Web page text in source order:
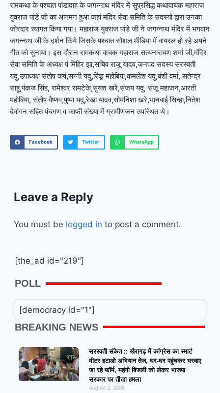
रामकथा के पश्चात पांडादाह के जगन्नाथ मंदिर में सुप्रसिद्ध कथावाचक महाराज
युवराज पांडे जी का आगमन हुआ जहां मंदिर सेवा समिति के सदस्यों द्वारा उनका
जोरदार स्वागत किया गया। महाराज युवराज पांडे जी ने जगन्नाथ मंदिर में भगवान
जगन्नाथ जी के दर्शन किये जिसके पश्चात सोशल मीडिया में वायरल हो रहे अपने
गीत को सुनाया। इस दौरान रामकथा वाचक महाराज सत्यनारायण शर्मा जी,मंदिर
सेवा समिति के अध्यक्ष पं मिहिर झा,सचिव राजू यादव,जनपद सदस्य सरस्वती
यदु,उपाध्यक्ष संतोष कर्ष,सन्नी यदु,रिंकू महोबिया,कमलेश यदु,बंशी वर्मा, सतेन्द्र
साहू,पंकज सिंह, रामेश्वर रामटेके,सुयश खरे,संजय यदु, संजू महाजन,आरती
महोबिया, संतोष वैष्णव,पुष्पा यदु,रेखा यादव,सोमनिशा खरे,भानबाई सिन्हा,नितेश
देवांगन सहित पंचगण व काफी संख्या में ग्रामीणजन उपस्थित थे।
Facebook Twitter WhatsApp
Leave a Reply
You must be logged in to post a comment.
[the_ad id="219"]
POLL
[democracy id="1"]
BREAKING NEWS
सरस्वती संकेत :: खैरागढ़ में कांग्रेस का स्मार्ट
मीटर हटाओ अभियान तेज, घर-घर पहुंचकर भरवाए
जा रहे फॉर्म, महंगी बिजली को लेकर भाजपा
सरकार पर तीखा हमला
August 2, 2026